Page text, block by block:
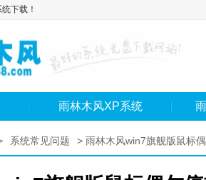
下载！
雨林木风XP系统
系统常见问题 > 雨林木风win7旗舰版鼠标